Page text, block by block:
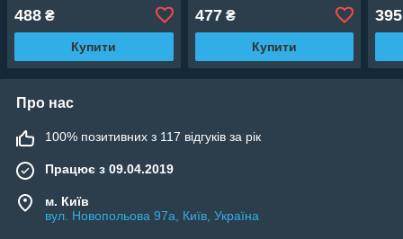
488 ₴
Купити
477₴
Купити
395
Про нас
100% позитивних з 117 відгуків за рік
Працює з 09.04.2019
м. Київ
вул. Новопольова 97а, Київ, Україна